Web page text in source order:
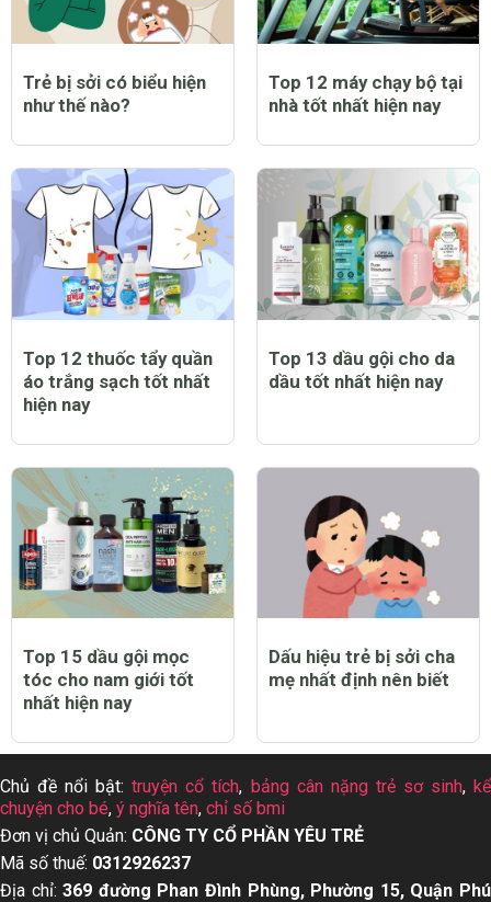
Trẻ bị sởi có biểu hiện
như thế nào?
Top 12 máy chạy bộ tại
nhà tốt nhất hiện nay
Top 12 thuốc tẩy quần
áo trắng sạch tốt nhất
hiện nay
Top 13 dầu gội cho da
dầu tốt nhất hiện nay
Top 15 dầu gội mọc
tóc cho nam giới tốt
nhất hiện nay
Dấu hiệu trẻ bị sởi cha
mẹ nhất định nên biết
Chủ đề nổi bật:truyện cổ tích, bảng cân nặng trẻ sơ sinh, kể
chuyện cho bé, ý nghĩa tên, chỉ số bmi
Đơn vị chủ Quản: CÔNG TY CỔ PHẦN YÊU TRẺ
Mã số thuế: 0312926237
Địa chỉ:369 đường Phan Đình Phùng, Phường 15, Quận Phú